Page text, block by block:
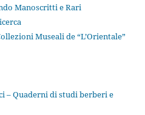
Manoscritti e Rari
Museali de “L’Orientale”
– Quaderni di studi berberi e